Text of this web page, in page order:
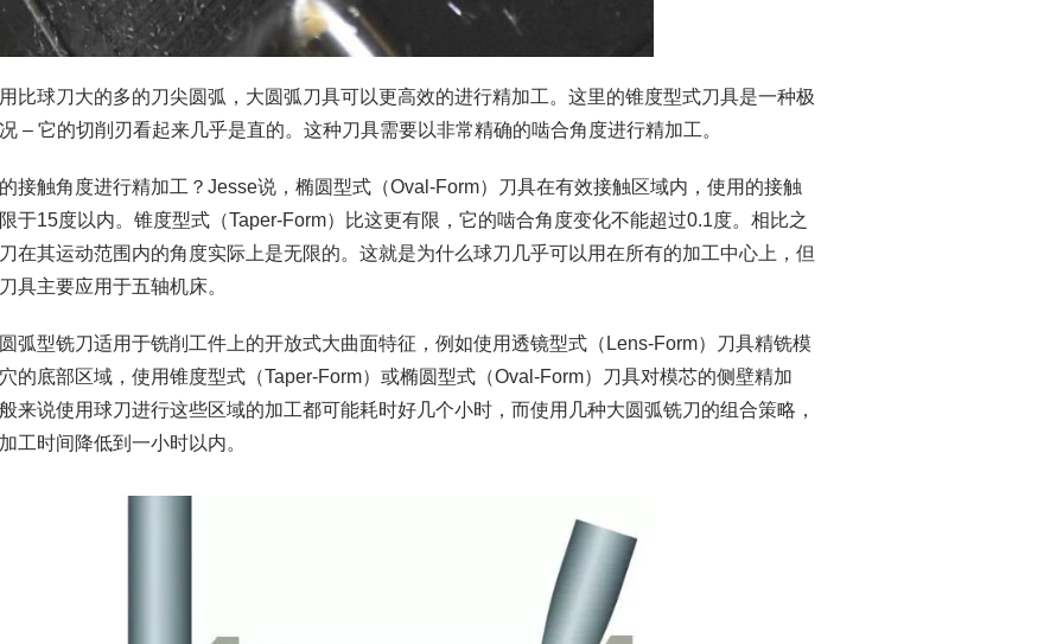
比球刀大的多的刀尖圆弧，大圆弧刀具可以更高效的进行精加工。这里的锥度型式刀具是一种极
– 它的切削刃看起来几乎是直的。这种刀具需要以非常精确的啮合角度进行精加工。
接触角度进行精加工？Jesse说，椭圆型式（Oval-Form）刀具在有效接触区域内，使用的接触
于15度以内。锥度型式（Taper-Form）比这更有限，它的啮合角度变化不能超过0.1度。相比之
在其运动范围内的角度实际上是无限的。这就是为什么球刀几乎可以用在所有的加工中心上，但
具主要应用于五轴机床。
弧型铣刀适用于铣削工件上的开放式大曲面特征，例如使用透镜型式（Lens-Form）刀具精铣模
的底部区域，使用锥度型式（Taper-Form）或椭圆型式（Oval-Form）刀具对模芯的侧壁精加
来说使用球刀进行这些区域的加工都可能耗时好几个小时，而使用几种大圆弧铣刀的组合策略，
工时间降低到一小时以内。